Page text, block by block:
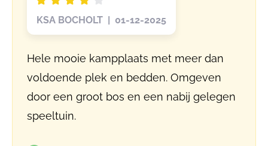
KSA BOCHOLT | 01-12-2025
Hele mooie kampplaats met meer dan
voldoende plek en bedden. Omgeven
door een groot bos en een nabij gelegen
speeltuin.